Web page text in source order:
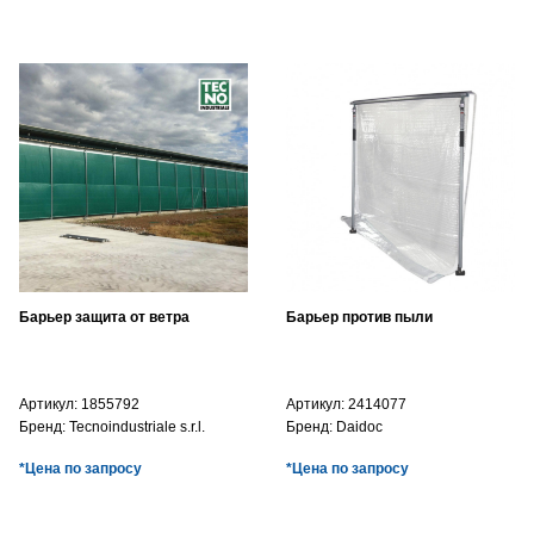
Барьер защита от ветра
Артикул: 1855792
Бренд: Tecnoindustriale s.r.l.
*Цена по запросу
Барьер против пыли
Артикул: 2414077
Бренд: Daidoc
*Цена по запросу